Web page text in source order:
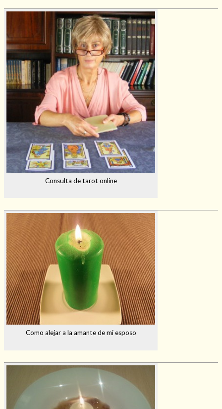
Consulta de tarot online
Como alejar a la amante de mi esposo